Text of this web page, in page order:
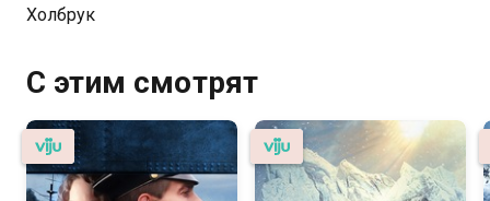
Холбрук
С этим смотрят